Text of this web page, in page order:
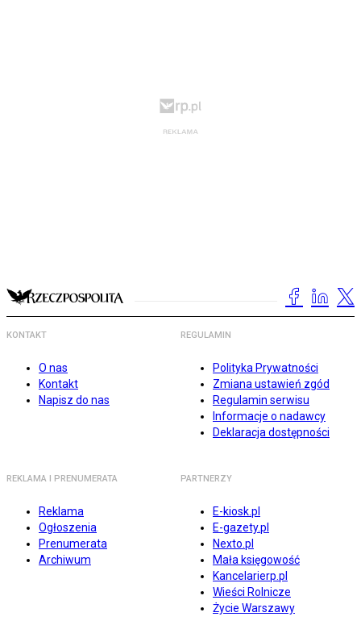
KONTAKT
O nas
Kontakt
Napisz do nas
REGULAMIN
Polityka Prywatności
Zmiana ustawień zgód
Regulamin serwisu
Informacje o nadawcy
Deklaracja dostępności
REKLAMA I PRENUMERATA
Reklama
Ogłoszenia
Prenumerata
Archiwum
PARTNERZY
E-kiosk.pl
E-gazety.pl
Nexto.pl
Mała księgowość
Kancelarierp.pl
Wieści Rolnicze
Życie Warszawy